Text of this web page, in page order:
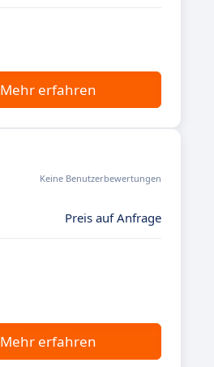
Mehr erfahren
Keine Benutzerbewertungen
Preis auf Anfrage
Mehr erfahren